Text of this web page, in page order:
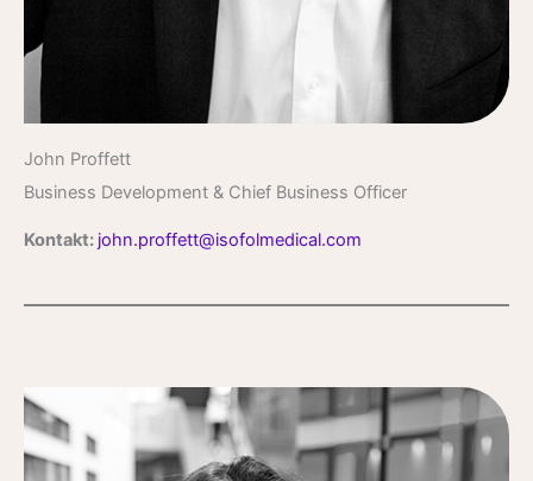
John Proffett
Business Development & Chief Business Officer
Kontakt: john.proffett@isofolmedical.com